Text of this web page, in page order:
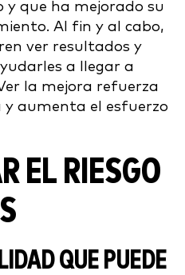
y que ha mejorado su
Al fin y al cabo,
ver resultados y
a llegar a
la mejora refuerza
aumenta el esfuerzo
EL RIESGO
QUE PUEDE